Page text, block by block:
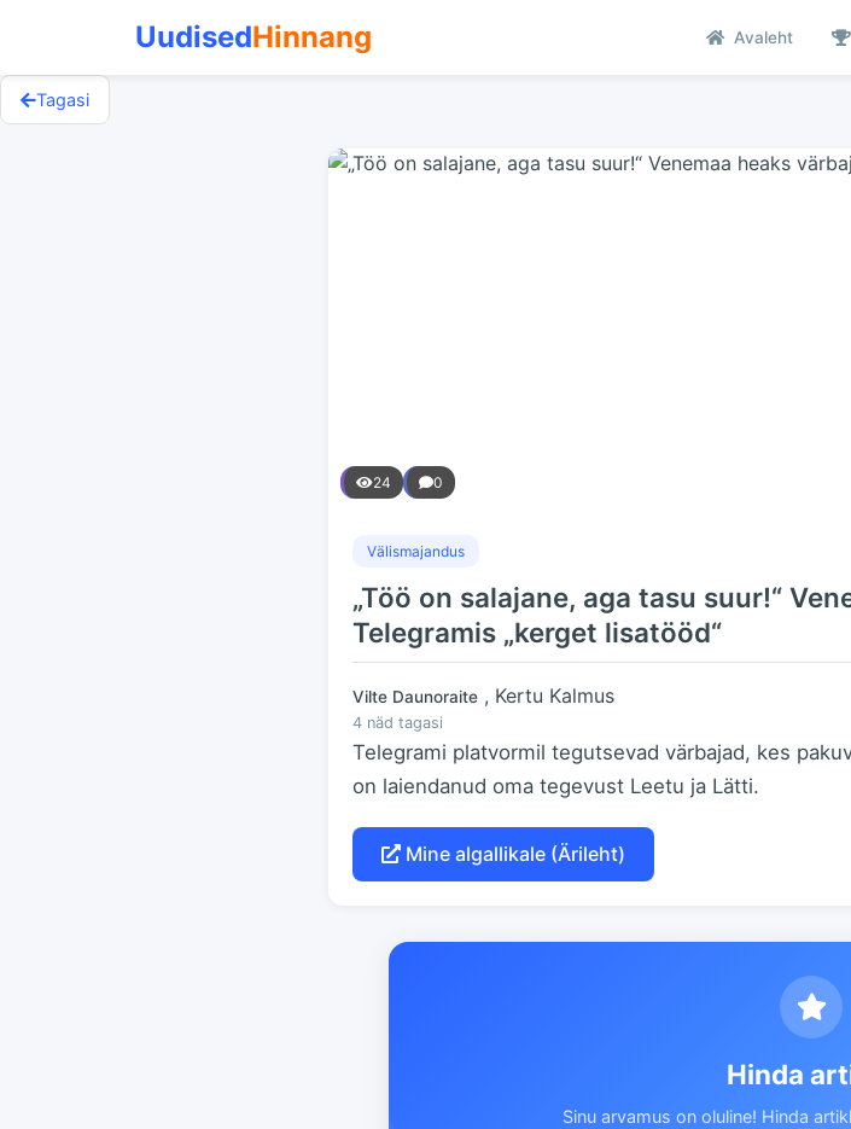
UudisedHinnang Avaleht
Tagasi
24 0
Välismajandus
„Töö on salajane, aga tasu suur!“
Telegramis „kerget lisatööd“
Vilte Daunoraite , Kertu Kalmus
4 näd tagasi
Telegrami platvormil tegutsevad värbajad, kes
on laiendanud oma tegevust Leetu ja Lätti.
Mine algallikale (Ärileht)
Hinda
Sinu arvamus on oluline! Hinda